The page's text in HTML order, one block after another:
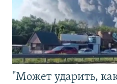
"Может ударить,